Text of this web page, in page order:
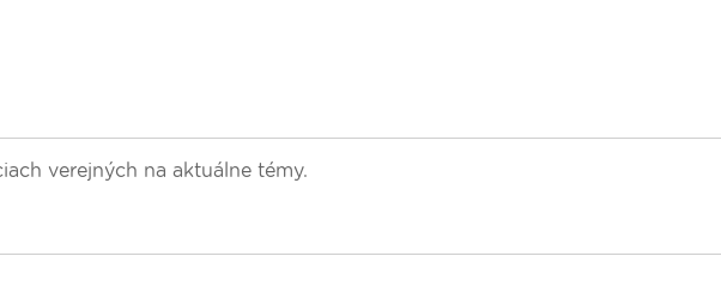
verejných na aktuálne témy.